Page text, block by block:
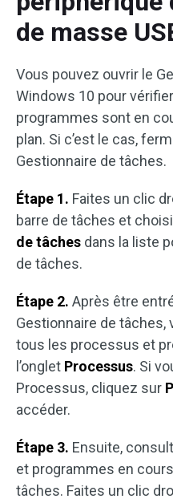
de masse
Vous pouvez ouvrir le
Windows 10 pour
programmes sont en
plan. Si c’est le cas,
Gestionnaire de tâches.
Étape 1. Faites un clic
barre de tâches et
de tâches dans la liste
de tâches.
Étape 2. Après être
Gestionnaire de
tous les processus et
l’onglet Processus. Si
Processus, cliquez sur
accéder.
Étape 3. Ensuite,
et programmes en
tâches. Faites un clic